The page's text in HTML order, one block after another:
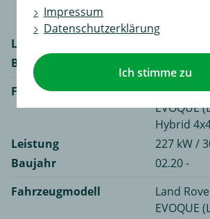
Hybrid 4x4
Leistung
Baujahr
Fahrzeugmodell
Land
EVOQUE
Hybrid
Leistung
227 kW /
Baujahr
02.20 -
Fahrzeugmodell
Land
EVOQUE
Impressum
Datenschutzerklärung
Ich stimme zu